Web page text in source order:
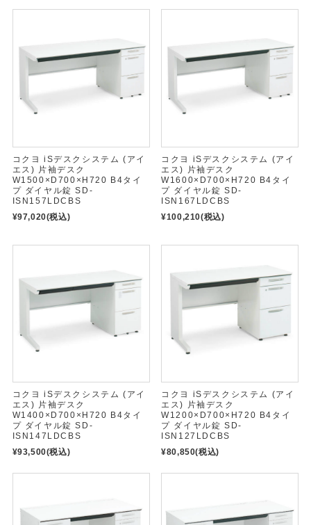
コクヨ iSデスクシステム (アイ
エス) 片袖デスク
W1500×D700×H720 B4タイ
プ ダイヤル錠 SD-
ISN157LDCBS
¥97,020(税込)
コクヨ iSデスクシステム (アイ
エス) 片袖デスク
W1600×D700×H720 B4タイ
プ ダイヤル錠 SD-
ISN167LDCBS
¥100,210(税込)
コクヨ iSデスクシステム (アイ
エス) 片袖デスク
W1400×D700×H720 B4タイ
プ ダイヤル錠 SD-
ISN147LDCBS
¥93,500(税込)
コクヨ iSデスクシステム (アイ
エス) 片袖デスク
W1200×D700×H720 B4タイ
プ ダイヤル錠 SD-
ISN127LDCBS
¥80,850(税込)